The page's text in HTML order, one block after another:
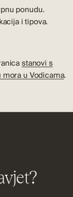
ponudu.
i tipova.
stanovi s
u Vodicama.